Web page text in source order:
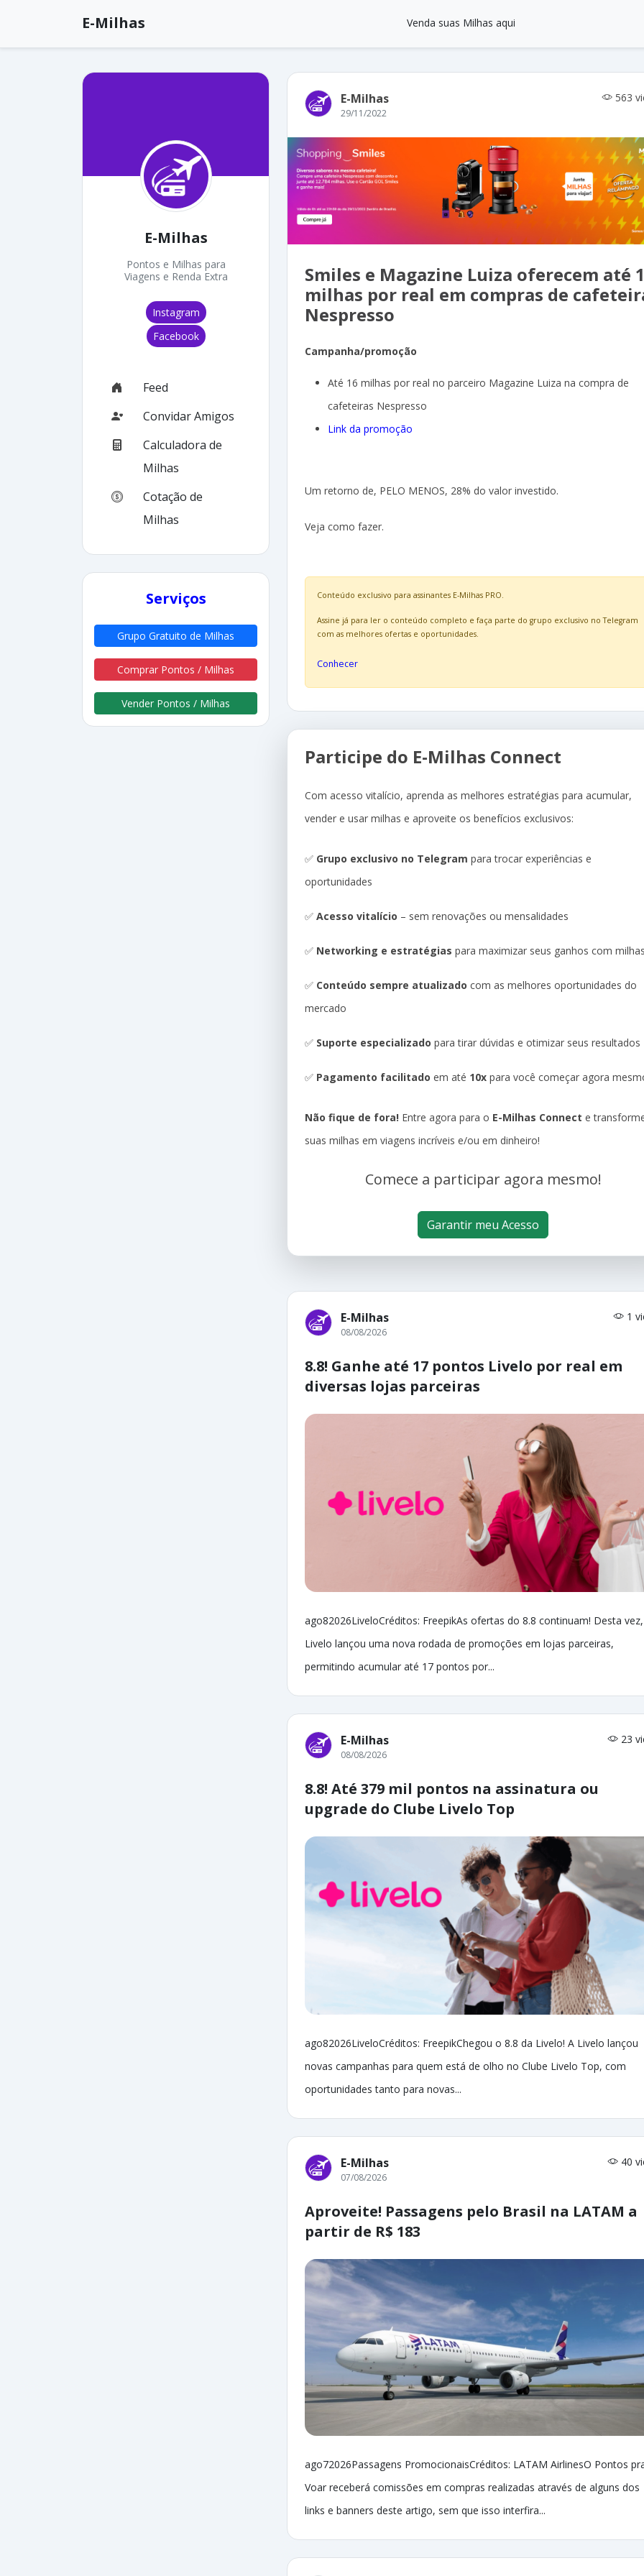
E-Milhas Venda suas Milhas aqui
E-Milhas
Pontos e Milhas para
Viagens e Renda Extra
Instagram
Facebook
Feed
Convidar Amigos
Calculadora de
Milhas
Cotação de
Milhas
Serviços
Grupo Gratuito de Milhas
Comprar Pontos / Milhas
Vender Pontos / Milhas
E-Milhas 563
29/11/2022
Smiles e Magazine Luiza oferecem até
milhas por real em compras de
Nespresso
Campanha/promoção
Até 16 milhas por real no parceiro Magazine Luiza na compra de
cafeteiras Nespresso
Link da promoção
Um retorno de, PELO MENOS, 28% do valor investido.
Veja como fazer.
Conteúdo exclusivo para assinantes E-Milhas PRO.
Assine já para ler o conteúdo completo e faça parte do grupo exclusivo no Telegram
com as melhores ofertas e oportunidades.
Conhecer
Participe do E-Milhas Connect
Com acesso vitalício, aprenda as melhores estratégias para acumular,
vender e usar milhas e aproveite os benefícios exclusivos:
✅ Grupo exclusivo no Telegram para trocar experiências e
oportunidades
✅ Acesso vitalício – sem renovações ou mensalidades
✅ Networking e estratégias para maximizar seus ganhos com
✅ Conteúdo sempre atualizado com as melhores oportunidades do
mercado
✅ Suporte especializado para tirar dúvidas e otimizar seus resultados
✅ Pagamento facilitado em até 10x para você começar agora
Não fique de fora! Entre agora para o E-Milhas Connect e
suas milhas em viagens incríveis e/ou em dinheiro!
Comece a participar agora mesmo!
Garantir meu Acesso
E-Milhas 1
08/08/2026
8.8! Ganhe até 17 pontos Livelo por real em
diversas lojas parceiras
ago82026LiveloCréditos: FreepikAs ofertas do 8.8 continuam! Desta
Livelo lançou uma nova rodada de promoções em lojas parceiras,
permitindo acumular até 17 pontos por...
E-Milhas 23
08/08/2026
8.8! Até 379 mil pontos na assinatura ou
upgrade do Clube Livelo Top
ago82026LiveloCréditos: FreepikChegou o 8.8 da Livelo! A Livelo lançou
novas campanhas para quem está de olho no Clube Livelo Top, com
oportunidades tanto para novas...
E-Milhas 40
07/08/2026
Aproveite! Passagens pelo Brasil na LATAM a
partir de R$ 183
ago72026Passagens PromocionaisCréditos: LATAM AirlinesO Pontos
Voar receberá comissões em compras realizadas através de alguns dos
links e banners deste artigo, sem que isso interfira...